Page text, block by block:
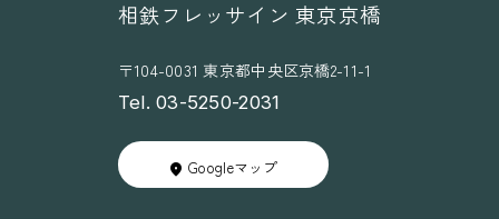
相鉄フレッサイン 東京京橋
〒104-0031 東京都中央区京橋2-11-1
Tel. 03-5250-2031
Googleマップ